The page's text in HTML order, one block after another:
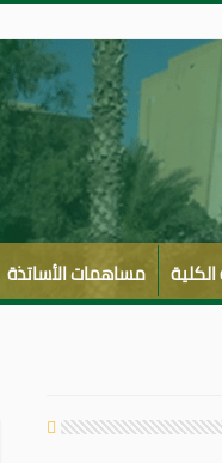
مساهمات الأساتذة